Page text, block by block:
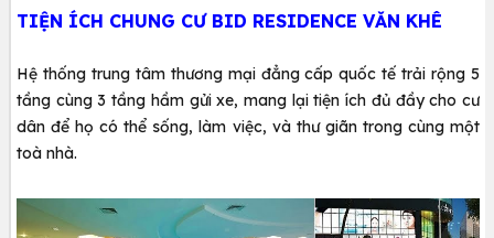
TIỆN ÍCH CHUNG CƯ BID RESIDENCE VĂN KHÊ
Hệ thống trung tâm thương mại đẳng cấp quốc tế trải rộng 5
tầng cùng 3 tầng hầm gửi xe, mang lại tiện ích đủ đầy cho cư
dân để họ có thể sống, làm việc, và thư giãn trong cùng một
toà nhà.